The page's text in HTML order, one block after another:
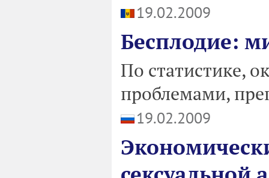
19.02.2009
Бесплодие:
По статистике,
проблемами,
19.02.2009